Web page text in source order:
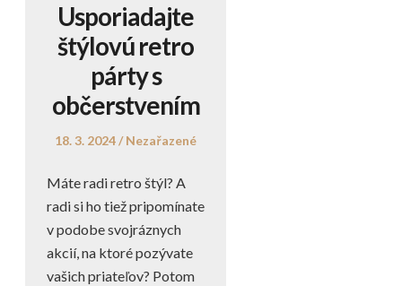
Usporiadajte
štýlovú retro
párty s
občerstvením
Posted
18. 3. 2024
Posted
Nezařazené
Máte radi retro štýl? A
radi si ho tiež pripomínate
v podobe svojráznych
akcií, na ktoré pozývate
vašich priateľov? Potom